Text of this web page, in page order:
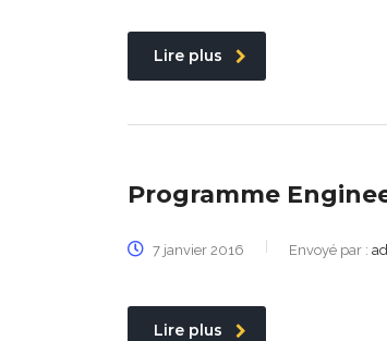
Lire plus
Programme
7 janvier 2016 Envoyé par :
Lire plus